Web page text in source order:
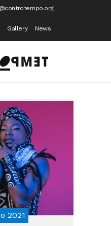
Gallery News
2021